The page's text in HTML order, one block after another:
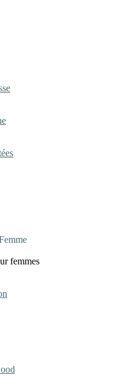
femmes